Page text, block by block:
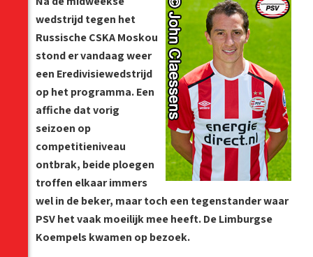
wedstrijd tegen het
Russische CSKA Moskou
stond er vandaag weer
een Eredivisiewedstrijd
op het programma. Een
affiche dat vorig
seizoen op
competitieniveau
ontbrak, beide ploegen
troffen elkaar immers
wel in de beker, maar toch een tegenstander waar
PSV het vaak moeilijk mee heeft. De Limburgse
Koempels kwamen op bezoek.